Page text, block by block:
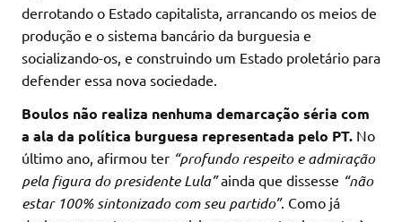
derrotando o Estado capitalista, arrancando os meios de
produção e o sistema bancário da burguesia e
socializando-os, e construindo um Estado proletário para
defender essa nova sociedade.
Boulos não realiza nenhuma demarcação séria com
a ala da política burguesa representada pelo PT. No
último ano, afirmou ter “profundo respeito e admiração
pela figura do presidente Lula”ainda que dissesse “não
estar 100% sintonizado com seu partido”. Como já